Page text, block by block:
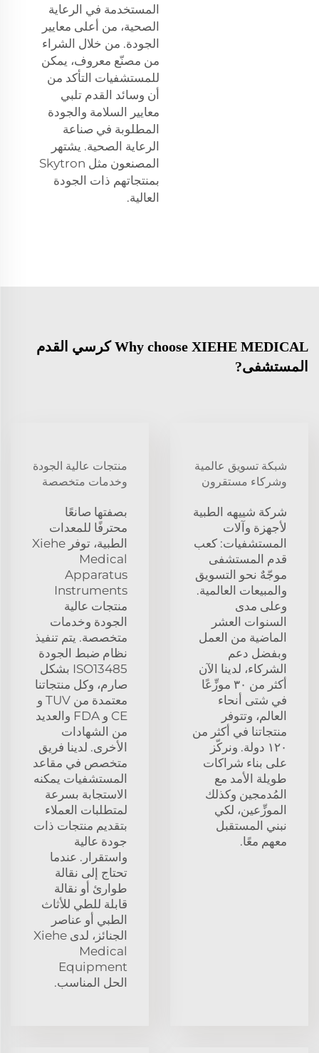
المستخدمة في الرعاية
الصحية، من أعلى معايير
الجودة. من خلال الشراء
من مصنّع معروف، يمكن
للمستشفيات التأكد من
أن وسائد القدم تلبي
معايير السلامة والجودة
المطلوبة في صناعة
الرعاية الصحية. يشتهر
المصنعون مثل Skytron
بمنتجاتهم ذات الجودة
العالية.
Why choose XIEHE MEDICAL كرسي القدم
المستشفى?
شبكة تسويق عالمية
وشركاء مستقرون
شركة شييهه الطبية
لأجهزة وآلات
المستشفيات: كعب
قدم المستشفى
موجّهٌ نحو التسويق
والمبيعات العالمية.
وعلى مدى
السنوات العشر
الماضية من العمل
وبفضل دعم
الشركاء، لدينا الآن
أكثر من ٣٠ موزِّعًا
في شتى أنحاء
العالم، وتتوفر
منتجاتنا في أكثر من
١٢٠ دولة. ونركّز
على بناء شراكات
طويلة الأمد مع
المُدمجين وكذلك
الموزِّعين، لكي
نبني المستقبل
معهم معًا.
منتجات عالية الجودة
وخدمات متخصصة
بصفتها صانعًا
محترفًا للمعدات
الطبية، توفر Xiehe
Medical
Apparatus
Instruments
منتجات عالية
الجودة وخدمات
متخصصة. يتم تنفيذ
نظام ضبط الجودة
ISO13485 بشكل
صارم، وكل منتجاتنا
معتمدة من TUV و
CE و FDA والعديد
من الشهادات
الأخرى. لدينا فريق
متخصص في مقاعد
المستشفيات يمكنه
الاستجابة بسرعة
لمتطلبات العملاء
بتقديم منتجات ذات
جودة عالية
واستقرار. عندما
تحتاج إلى نقالة
طوارئ أو نقالة
قابلة للطي للأثاث
الطبي أو عناصر
الجنائز، لدى Xiehe
Medical
Equipment
الحل المناسب.